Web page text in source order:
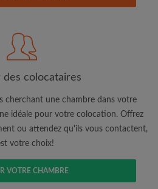
PROFIL
offres exclusives et des mises à
des colocataires
cherchant une chambre dans votre
idéale pour votre colocation. Offrez
ou attendez qu'ils vous contactent,
votre choix!
VOTRE CHAMBRE